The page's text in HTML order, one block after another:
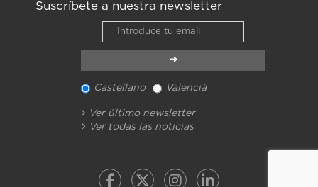
Suscríbete a nuestra newsletter
Castellano Valencià
Ver último newsletter
Ver todas las noticias